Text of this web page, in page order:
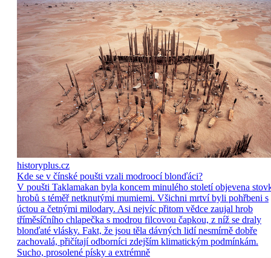
historyplus.cz
Kde se v čínské poušti vzali modroocí blonďáci?
V poušti Taklamakan byla koncem minulého století objevena
hrobů s téměř netknutými mumiemi. Všichni mrtví byli pohřbeni s
úctou a četnými milodary. Asi nejvíc přitom vědce zaujal hrob
tříměsíčního chlapečka s modrou filcovou čapkou, z níž se draly
blonďaté vlásky. Fakt, že jsou těla dávných lidí nesmírně dobře
zachovalá, přičítají odborníci zdejším klimatickým podmínkám.
Sucho, prosolené písky a extrémně